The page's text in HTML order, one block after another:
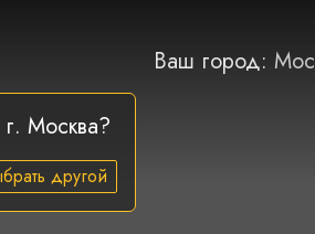
Ваш город:
Москва?
другой